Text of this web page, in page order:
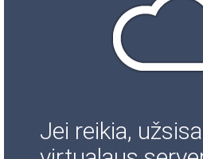
Jei reikia,